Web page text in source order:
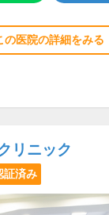
の医院の詳細をみる
リニック
証済み